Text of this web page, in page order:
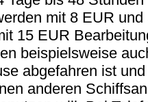
mit 8 EUR
15 EUR
beispielsweise
abgefahren ist
anderen